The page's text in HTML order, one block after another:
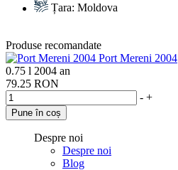
Țara:Moldova
Produse recomandate
Port Mereni 2004
0.75 l 2004 an
79.25 RON
- +
Pune în coș
Despre noi
Despre noi
Blog